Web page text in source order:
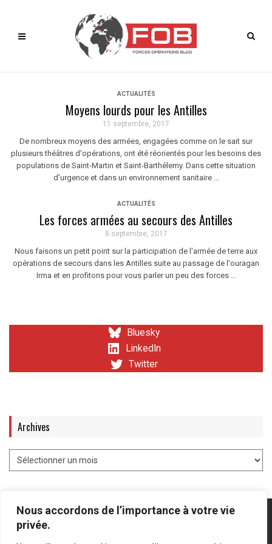
Nous accordons de l’importance à votre vie
privée.
ACTUALITÉS
Moyens lourds pour les Antilles
11 septembre, 2017
De nombreux moyens des armées, engagées comme on le sait sur
plusieurs théâtres d'opérations, ont été réorientés pour les besoins des
populations de Saint-Martin et Saint-Barthélemy. Dans cette situation
d’urgence et dans un environnement sanitaire ...
ACTUALITÉS
Les forces armées au secours des Antilles
8 septembre, 2017
Nous faisons un petit point sur la participation de l'armée de terre aux
opérations de secours dans les Antilles suite au passage de l'ouragan
Irma et en profitons pour vous parler un peu des forces ...
Bluesky
LinkedIn
Twitter
Archives